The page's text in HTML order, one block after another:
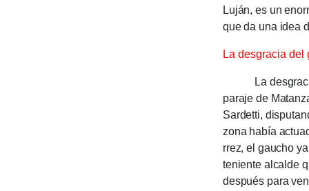
Luján, es un
que da una idea
La desgracia del
La desgracia
paraje de
Sar­det­ti,
zona había
rrez, el gaucho
teniente alcal­de
después para